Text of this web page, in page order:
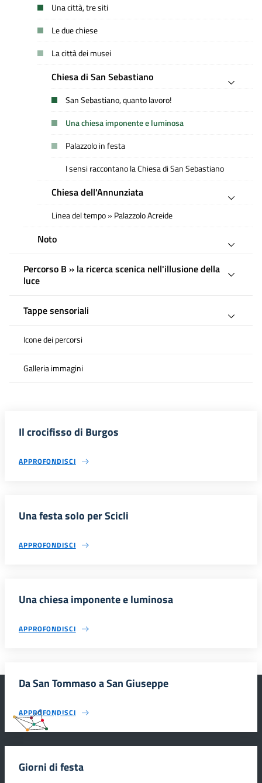
Una città, tre siti
Le due chiese
La città dei musei
Chiesa di San Sebastiano
San Sebastiano, quanto lavoro!
Una chiesa imponente e luminosa
Palazzolo in festa
I sensi raccontano la Chiesa di San Sebastiano
Chiesa dell'Annunziata
Linea del tempo » Palazzolo Acreide
Noto
Percorso B » la ricerca scenica nell'illusione della
luce
Tappe sensoriali
Icone dei percorsi
Galleria immagini
Il crocifisso di Burgos
APPROFONDISCI
Una festa solo per Scicli
APPROFONDISCI
Una chiesa imponente e luminosa
APPROFONDISCI
Da San Tommaso a San Giuseppe
APPROFONDISCI
Giorni di festa
#SmartEducationUnescoSicilia